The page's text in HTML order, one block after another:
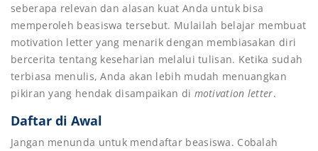
seberapa relevan dan alasan kuat Anda untuk bisa
memperoleh beasiswa tersebut. Mulailah belajar membuat
motivation letter yang menarik dengan membiasakan diri
bercerita tentang keseharian melalui tulisan. Ketika sudah
terbiasa menulis, Anda akan lebih mudah menuangkan
pikiran yang hendak disampaikan di motivation letter.
Daftar di Awal
Jangan menunda untuk mendaftar beasiswa. Cobalah